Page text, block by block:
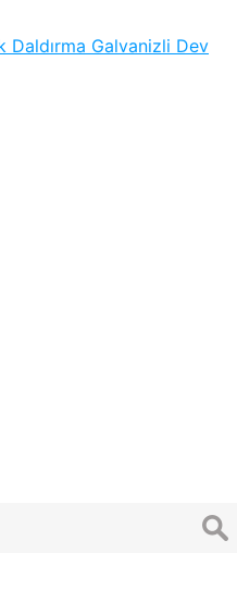
Daldırma Galvanizli Dev